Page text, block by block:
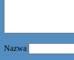
Nazwa